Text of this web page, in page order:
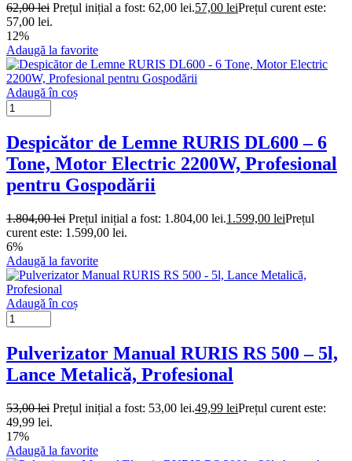
62,00lei Prețul inițial a fost: 62,00 lei.57,00 leiPrețul curent este:
57,00 lei.
12%
Adaugă la favorite
Adaugă în coș
Despicător de Lemne RURIS DL600 – 6
Tone, Motor Electric 2200W, Profesional
pentru Gospodării
1.804,00lei Prețul inițial a fost: 1.804,00 lei.1.599,00 leiPrețul
curent este: 1.599,00 lei.
6%
Adaugă la favorite
Adaugă în coș
Pulverizator Manual RURIS RS 500 – 5l,
Lance Metalică, Profesional
53,00lei Prețul inițial a fost: 53,00 lei.49,99 leiPrețul curent este:
49,99 lei.
17%
Adaugă la favorite